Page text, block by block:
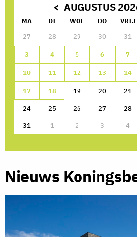
AUGUSTUS
MA DI WOE DO VRIJ
27
28 29 30 31
3 4 5 6 7
10 11 12 13 14
17 18 19 20 21
24 25 26 27 28
31 1 2 3 4
Nieuws